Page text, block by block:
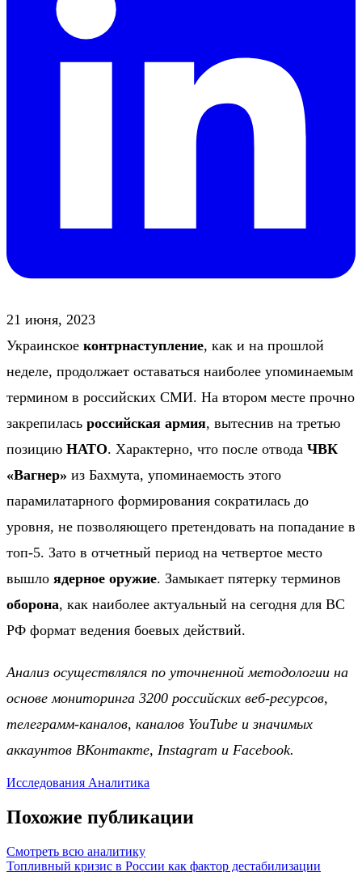
21 июня, 2023
Украинское контрнаступление, как и на прошлой
неделе, продолжает оставаться наиболее упоминаемым
термином в российских СМИ. На втором месте прочно
закрепилась российская армия, вытеснив на третью
позицию НАТО. Характерно, что после отвода ЧВК
«Вагнер» из Бахмута, упоминаемость этого
парамилатарного формирования сократилась до
уровня, не позволяющего претендовать на попадание в
топ-5. Зато в отчетный период на четвертое место
вышло ядерное оружие. Замыкает пятерку терминов
оборона, как наиболее актуальный на сегодня для ВС
РФ формат ведения боевых действий.
Анализ осуществлялся по уточненной методологии на
основе мониторинга 3200 российских веб-ресурсов,
телеграмм-каналов, каналов YouTube и значимых
аккаунтов ВКонтакте, Instagram и Facebook.
Исследования Аналитика
Похожие публикации
Смотреть всю аналитику
Топливный кризис в России как фактор дестабилизации